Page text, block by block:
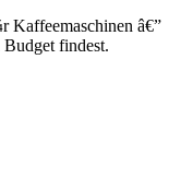
Kaffeemaschinen â€”
findest.